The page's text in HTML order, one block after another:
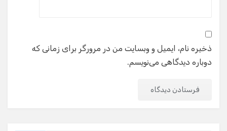
ذخیره نام، ایمیل و وبسایت من در مرورگر برای زمانی که
دوباره دیدگاهی می‌نویسم.